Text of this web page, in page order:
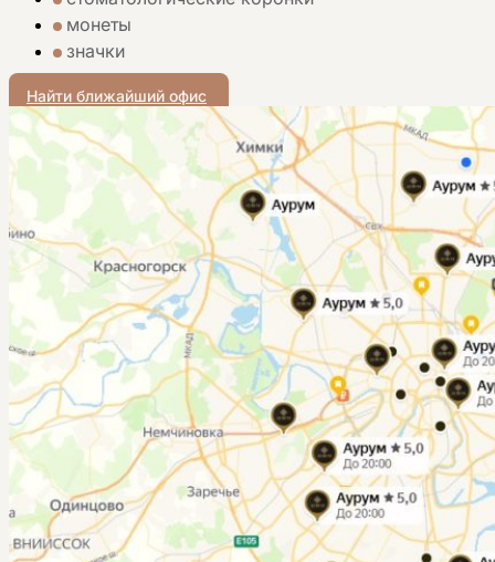
монеты
значки
Найти ближайший офис